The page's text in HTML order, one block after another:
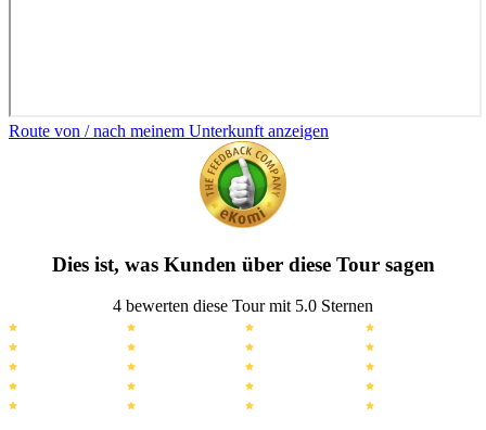
Route von / nach meinem Unterkunft anzeigen
Dies ist, was Kunden über diese Tour sagen
4 bewerten diese Tour mit 5.0 Sternen